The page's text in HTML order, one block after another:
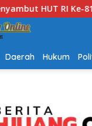
Gubernur Kalsel H.
Daerah Hukum